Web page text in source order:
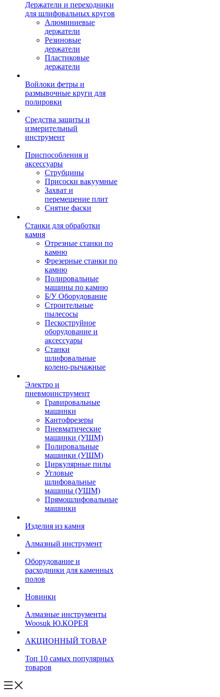
Держатели и переходники
для шлифовальных кругов
Алюминиевые
держатели
Резиновые
держатели
Пластиковые
держатели
Войлоки фетры и
размывочные круги для
полировки
Средства защиты и
измерительный
инструмент
Приспособления и
аксессуары
Струбцины
Присоски вакуумные
Захват и
перемещение плит
Снятие фаски
Станки для обработки
камня
Отрезные станки по
камню
Фрезерные станки по
камню
Полировальные
машины по камню
Б/У Оборудование
Строительные
пылесосы
Пескоструйное
оборудование и
аксессуары
Станки
шлифовальные
колено-рычажные
Электро и
пневмоинструмент
Гравировальные
машинки
Кантофрезеры
Пневматические
машинки (УШМ)
Полировальные
машинки (УШМ)
Циркулярные пилы
Угловые
шлифовальные
машины (УШМ)
Прямошлифовальные
машинки
Изделия из камня
Алмазный инструмент
Оборудование и
расходники для каменных
полов
Новинки
Алмазные инструменты
Woosuk Ю.КОРЕЯ
АКЦИОННЫЙ ТОВАР
Топ 10 самых популярных
товаров